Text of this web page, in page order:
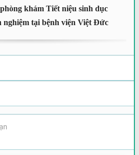
khám Tiết niệu sinh dục
nghiệm tại bệnh viện Việt Đức